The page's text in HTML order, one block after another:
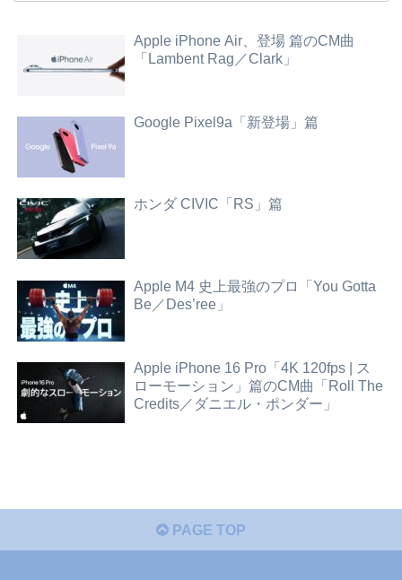
Apple iPhone Air、登場 篇のCM曲
「Lambent Rag／Clark」
Google Pixel9a「新登場」篇
ホンダ CIVIC「RS」篇
Apple M4 史上最強のプロ「You Gotta
Be／Des’ree」
Apple iPhone 16 Pro「4K 120fps | ス
ローモーション」篇のCM曲「Roll The
Credits／ダニエル・ポンダー」
PAGE TOP